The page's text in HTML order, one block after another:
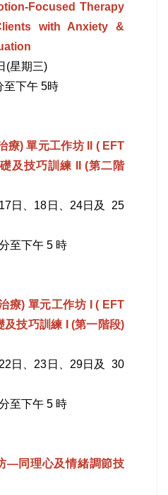
Focused Therapy
with Anxiety &
(星期三)
至下午 5時
療) 單元工作坊 II ( EFT
及技巧訓練 II (第二階
日、18日、24日及 25
至下午 5 時
療) 單元工作坊 I ( EFT
技巧訓練 I (第一階段)
日、23日、29日及 30
至下午 5 時
—同理心及情緒調節技